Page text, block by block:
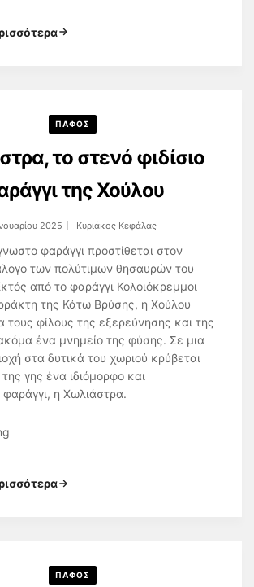
ΠΑΦΟΣ
το στενό φιδίσιο
της Χούλου
2025 Κυριάκος Κεφάλας
φαράγγι προστίθεται στον
των πολύτιμων θησαυρών του
από το φαράγγι Κολοιόκρεμμοι
της Κάτω Βρύσης, η Χούλου
τους φίλους της εξερεύνησης και της
ένα μνημείο της φύσης. Σε μια
στα δυτικά του χωριού κρύβεται
γης ένα ιδιόμορφο και
η Χωλιάστρα.
ΠΑΦΟΣ